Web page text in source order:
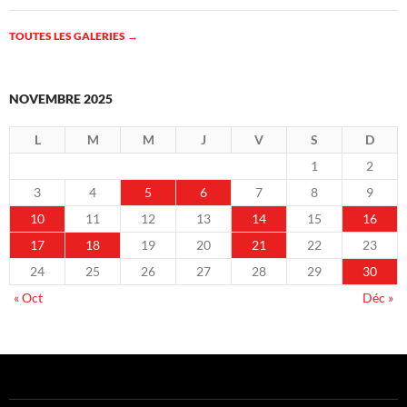
TOUTES LES GALERIES →
NOVEMBRE 2025
L M M J V S
D
1
2
3
4 5 6 7 8
9
10
11 12 13 14 15
16
17
18 19 20 21 22
23
24
25 26 27 28 29
30
« Oct
Déc »